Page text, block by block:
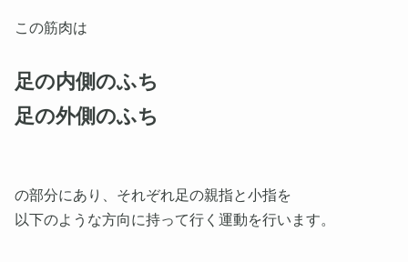
この筋肉は
足の内側のふち
足の外側のふち
の部分にあり、それぞれ足の親指と小指を
以下のような方向に持って行く運動を行います。